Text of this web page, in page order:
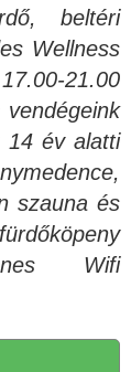
beltéri
Wellness
21.00
14 év alatti
szauna és
Wifi